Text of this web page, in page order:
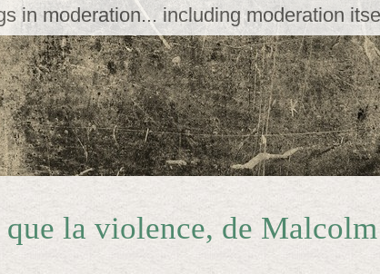
in moderation... including moderation
que la violence, de Malcolm